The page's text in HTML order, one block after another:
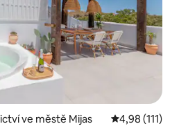
ve městě Mijas Průměrné
4,98 (111)